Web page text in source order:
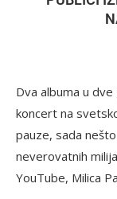
Dva albuma u
koncert na
pauze, sada
neverovatnih
YouTube, Milica